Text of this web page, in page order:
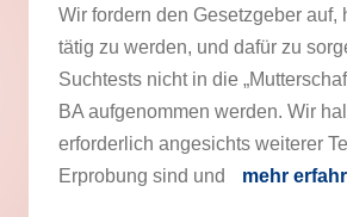
Wir fordern den Gesetzgeber auf,
tätig zu werden, und dafür zu
Suchtests nicht in die
BA aufgenommen werden. Wir
erforderlich angesichts weiterer
Erprobung sind und
mehr